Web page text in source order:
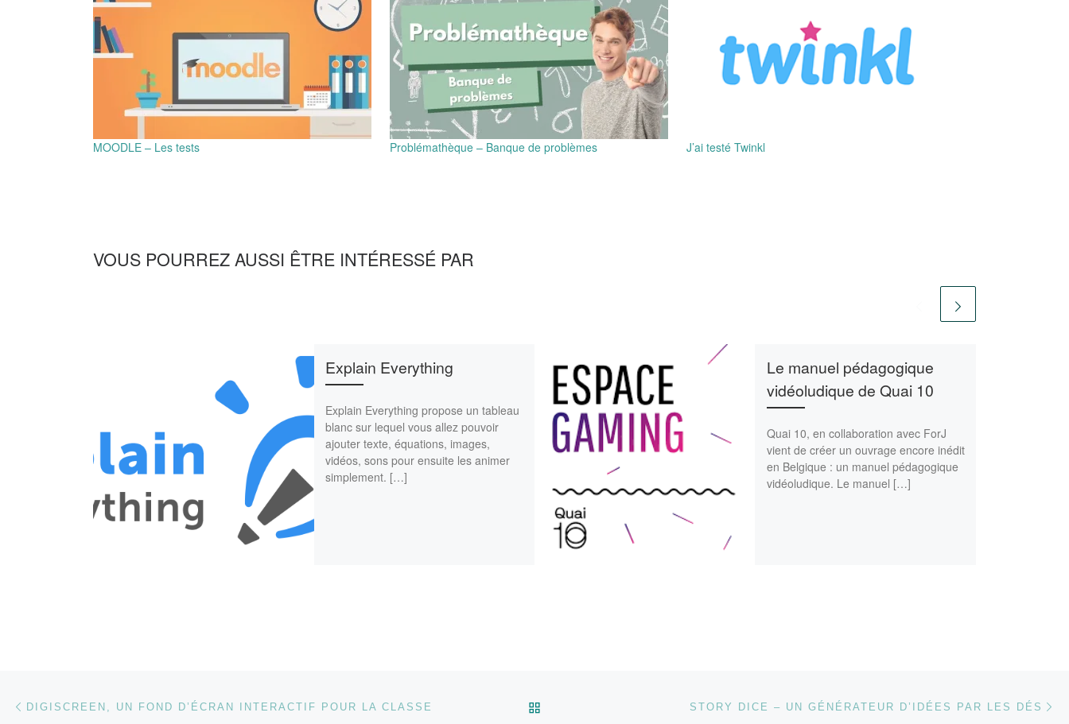
MOODLE – Les tests Problémathèque – Banque de problèmes J’ai testé Twinkl
VOUS POURREZ AUSSI ÊTRE INTÉRESSÉ PAR
Explain Everything
Explain Everything propose un tableau
blanc sur lequel vous allez pouvoir
ajouter texte, équations, images,
vidéos, sons pour ensuite les animer
simplement. […]
Le manuel pédagogique
vidéoludique de Quai 10
Quai 10, en collaboration avec ForJ
vient de créer un ouvrage encore inédit
en Belgique : un manuel pédagogique
vidéoludique. Le manuel […]
Parcourir les articles
DIGISCREEN, UN FOND D’ÉCRAN INTERACTIF POUR LA CLASSE RETOUR À LA LISTE DES ARTICLESSTORY DICE – UN GÉNÉRATEUR D’IDÉES PAR LES DÉS